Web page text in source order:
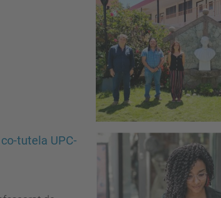
tutela UPC-